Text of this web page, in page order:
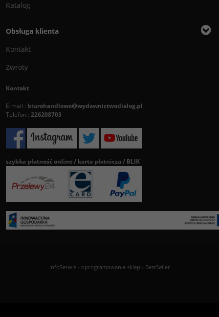
Katalog
Obsługa klienta
Kontakt
Zwroty
Kontakt
E-mail : biurohandlowe@wydawnictwodialog.pl
Telefon : 226208703
szybka płatność online / karta płatnicza / BLIK
InfoSerwis- oprogramowanie sklepu BestSeller